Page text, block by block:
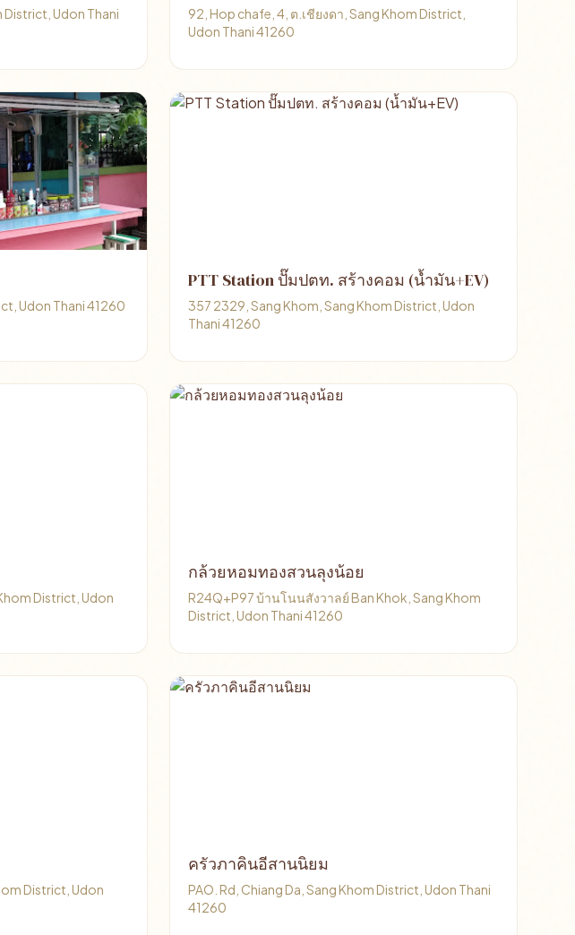
District, Udon Thani
92, Hop chafe, 4, ต.เชียงดา, Sang Khom District,
Udon Thani 41260
Udon Thani 41260
PTT Station ปั๊มปตท. สร้างคอม (น้ำมัน+EV)
357 2329, Sang Khom, Sang Khom District, Udon
Thani 41260
District, Udon
กล้วยหอมทองสวนลุงน้อย
R24Q+P97 บ้านโนนสังวาลย์ Ban Khok, Sang Khom
District, Udon Thani 41260
District, Udon
ครัวภาคินอีสานนิยม
PAO. Rd, Chiang Da, Sang Khom District, Udon Thani
41260